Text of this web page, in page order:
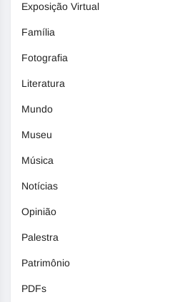
Exposição Virtual
Família
Fotografia
Literatura
Mundo
Museu
Música
Notícias
Opinião
Palestra
Patrimônio
PDFs